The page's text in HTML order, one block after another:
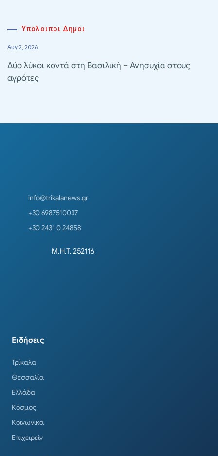
Υπολοιποι Δημοι
Αυγ 2, 2026
Δύο λύκοι κοντά στη Βασιλική – Ανησυχία στους
αγρότες
info@trikalanews.gr
+30 6987510037
+30 2431 0 24858
Μ.Η.Τ. 252116
Ειδήσεις
Τρίκαλα
Θεσσαλία
Ελλάδα
Κόσμος
Κοινωνικά
Επιχειρείν